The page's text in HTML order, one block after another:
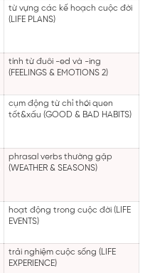
từ vựng các kế hoạch cuộc đời
(LIFE PLANS)
tính từ đuôi -ed và -ing
(FEELINGS & EMOTIONS 2)
cụm động từ chỉ thói quen
tốt&xấu (GOOD & BAD HABITS)
phrasal verbs thường gặp
(WEATHER & SEASONS)
hoạt động trong cuộc đời (LIFE
EVENTS)
trải nghiệm cuộc sống (LIFE
EXPERIENCE)